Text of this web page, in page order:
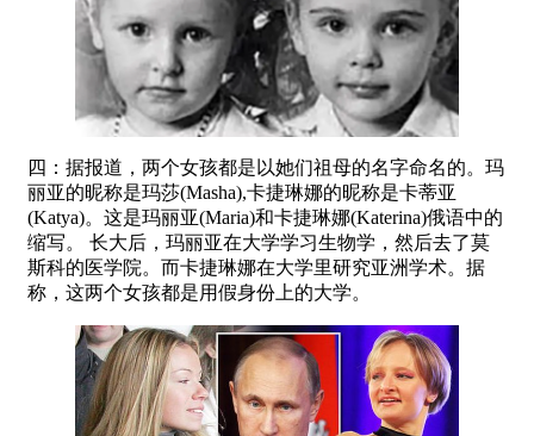
四：据报道，两个女孩都是以她们祖母的名字命名的。玛
丽亚的昵称是玛莎(Masha),卡捷琳娜的昵称是卡蒂亚
(Katya)。这是玛丽亚(Maria)和卡捷琳娜(Katerina)俄语中的
缩写。 长大后，玛丽亚在大学学习生物学，然后去了莫
斯科的医学院。而卡捷琳娜在大学里研究亚洲学术。据
称，这两个女孩都是用假身份上的大学。